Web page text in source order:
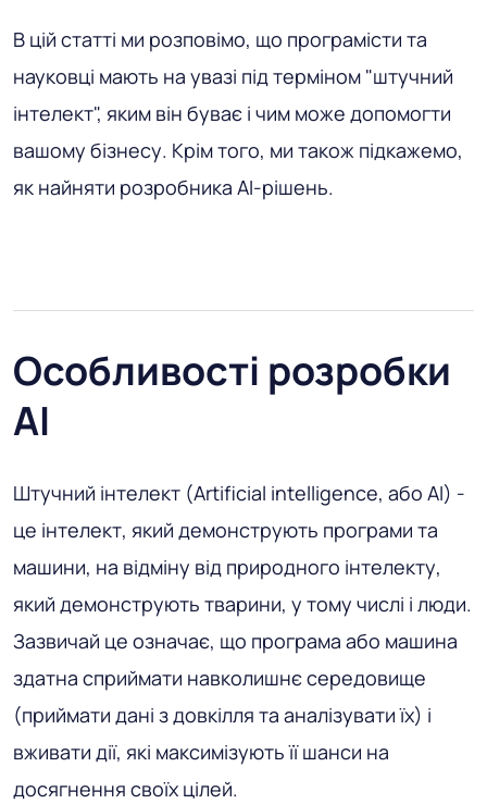
В цій статті ми розповімо, що програмісти та
науковці мають на увазі під терміном "штучний
інтелект", яким він буває і чим може допомогти
вашому бізнесу. Крім того, ми також підкажемо,
як найняти розробника AI-рішень.
Особливості розробки
AI
Штучний інтелект (Artificial intelligence, або AI) -
це інтелект, який демонструють програми та
машини, на відміну від природного інтелекту,
який демонструють тварини, у тому числі і люди.
Зазвичай це означає, що програма або машина
здатна сприймати навколишнє середовище
(приймати дані з довкілля та аналізувати їх) і
вживати дії, які максимізують її шанси на
досягнення своїх цілей.